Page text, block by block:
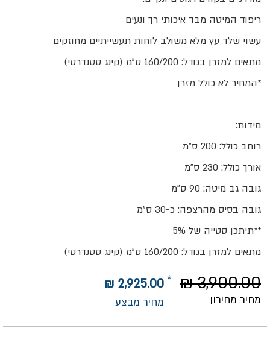
ריפוד המיטה מבד איכותי רך ונעים
עשוי שלד עץ מלא משולב לוחות תעשייתיים מחוזקים
מתאים למזרן בגודל: 160/200 ס"מ (קינג סטנדרטי)
*המחיר לא כולל מזרן
מידות:
רוחב כולל: 200 ס"מ
אורך כולל: 230 ס"מ
גובה גב מיטה: 90 ס"מ
גובה בסיס מהרצפה: כ-30 ס"מ
**תיתכן סטייה של 5%
מתאים למזרן בגודל: 160/200 ס"מ (קינג סטנדרטי)
מחיר מבצע
2,925.00 ₪
מחיר מחירון
3,900.00 ₪